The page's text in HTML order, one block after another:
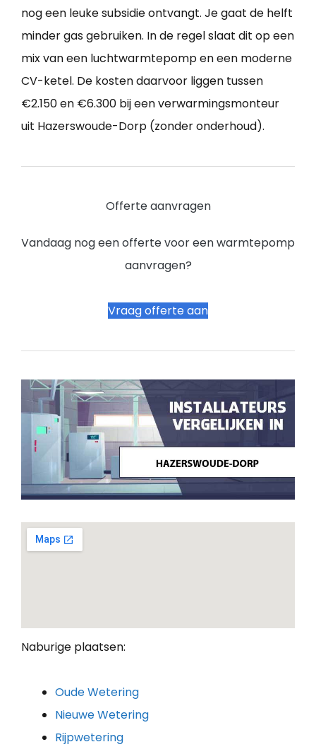
nog een leuke subsidie ontvangt. Je gaat de helft
minder gas gebruiken. In de regel slaat dit op een
mix van een luchtwarmtepomp en een moderne
CV-ketel. De kosten daarvoor liggen tussen
€2.150 en €6.300 bij een verwarmingsmonteur
uit Hazerswoude-Dorp (zonder onderhoud).
Offerte aanvragen
Vandaag nog een offerte voor een warmtepomp
aanvragen?
Vraag offerte aan
Naburige plaatsen:
Oude Wetering
Nieuwe Wetering
Rijpwetering